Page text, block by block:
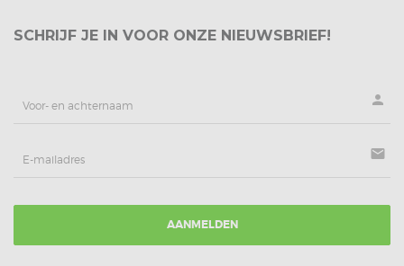
SCHRIJF JE IN VOOR ONZE NIEUWSBRIEF!
person
mail
AANMELDEN